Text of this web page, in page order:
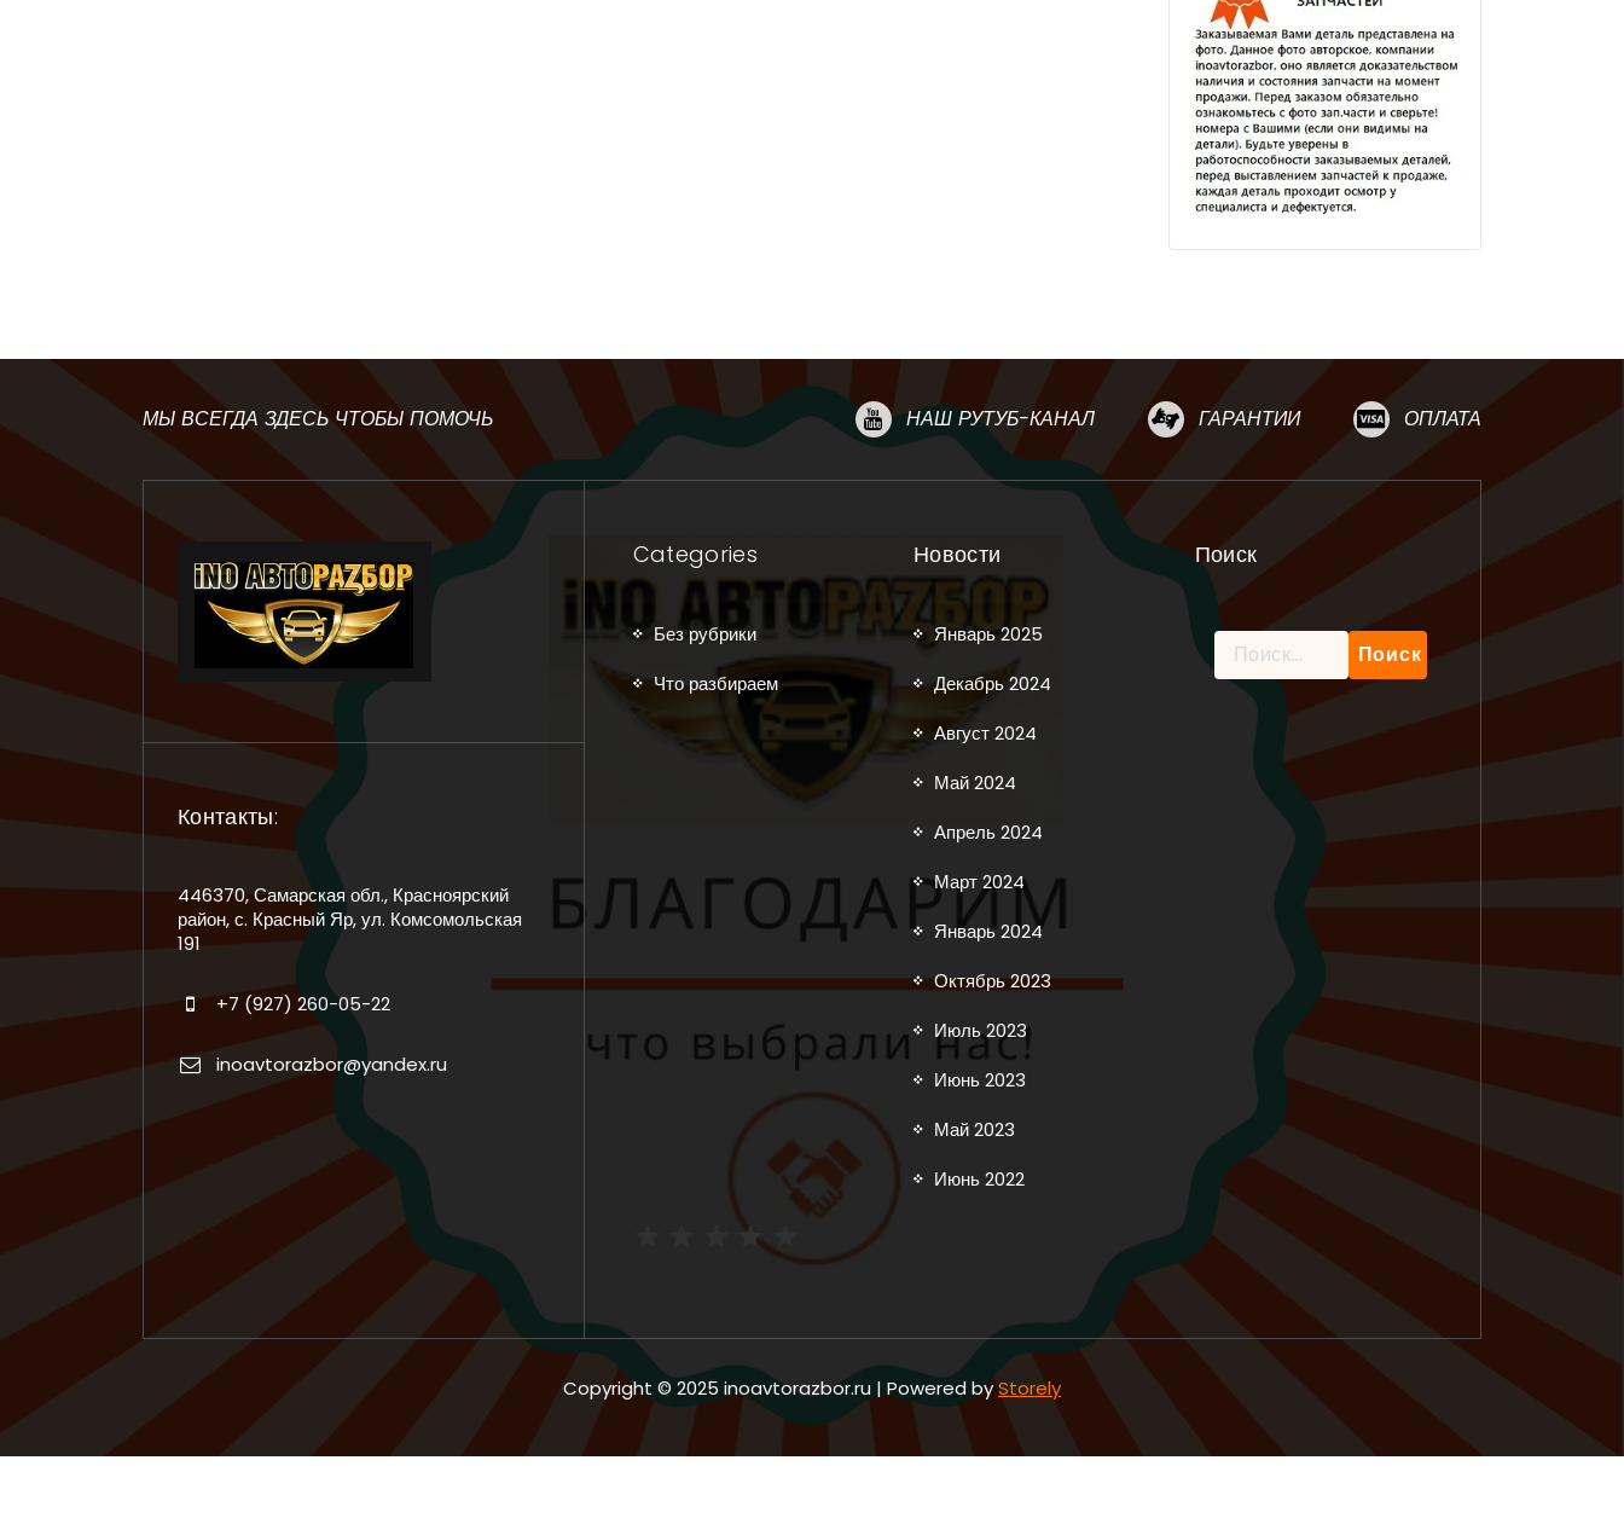
МЫ ВСЕГДА ЗДЕСЬ ЧТОБЫ ПОМОЧЬ НАШ РУТУБ-КАНАЛ ГАРАНТИИ ОПЛАТА
Контакты:
446370, Самарская обл., Красноярский
район, с. Красный Яр, ул. Комсомольская
191
+7 (927) 260-05-22
inoavtorazbor@yandex.ru
Categories
Без рубрики
Что разбираем
Новости
Январь 2025
Декабрь 2024
Август 2024
Май 2024
Апрель 2024
Март 2024
Январь 2024
Октябрь 2023
Июль 2023
Июнь 2023
Май 2023
Июнь 2022
Поиск
Найти:
Рейтинг: 5 из 5.
Copyright © 2025 inoavtorazbor.ru | Powered byStorely